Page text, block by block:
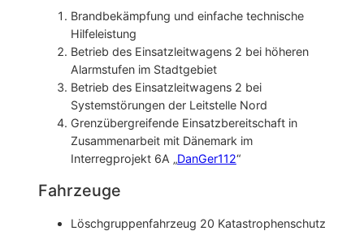
Brandbekämpfung und einfache technische
Hilfeleistung
Betrieb des Einsatzleitwagens 2 bei höheren
Alarmstufen im Stadtgebiet
Betrieb des Einsatzleitwagens 2 bei
Systemstörungen der Leitstelle Nord
Grenzübergreifende Einsatzbereitschaft in
Zusammenarbeit mit Dänemark im
Interregprojekt 6A „DanGer112“
Fahrzeuge
Löschgruppenfahrzeug 20 Katastrophenschutz